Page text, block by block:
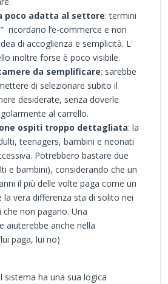
poco adatta al settore: termini
ricordano l’e-commerce e non
di accoglienza e semplicità. L'
inoltre forse è poco visibile.
da semplificare: sarebbe
di selezionare subito il
desiderate, senza doverle
al carrello.
ospiti troppo dettagliata: la
teenagers, bambini e neonati
Potrebbero bastare due
e bambini), considerando che un
il più delle volte paga come un
vera differenza sta di solito nei
che non pagano. Una
aiuterebbe anche nella
paga, lui no)
sistema ha una sua logica